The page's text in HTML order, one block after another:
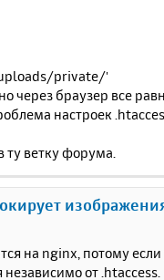
private/'
через браузер все
настроек
ту ветку форума.
на nginx, потому
от .htaccess.